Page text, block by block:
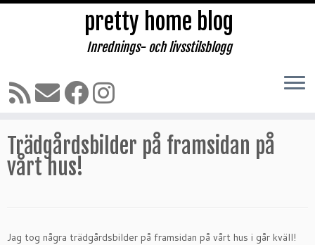
Hoppa
till
pretty home blog
Inrednings- och livsstilsblogg
Hem » INREDNING & DESIGN
Trädgårdsbilder på framsidan på
vårt hus!
Jag tog några trädgårdsbilder på framsidan på vårt hus i går kväll!